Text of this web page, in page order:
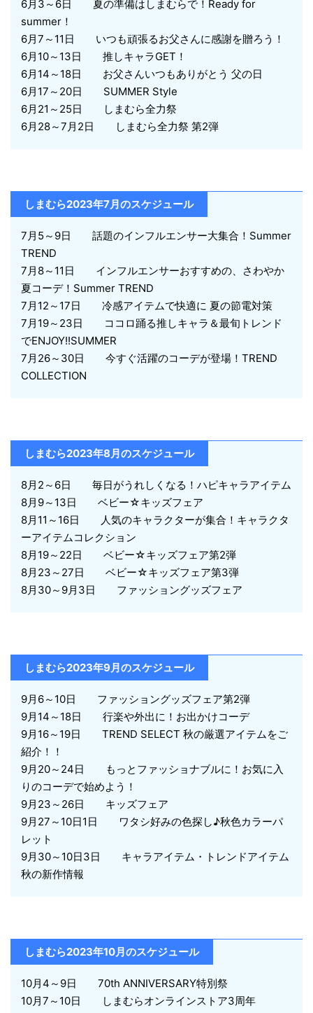
6月3～6日 夏の準備はしまむらで！Ready for
summer！
6月7～11日 いつも頑張るお父さんに感謝を贈ろう！
6月10～13日 推しキャラGET！
6月14～18日 お父さんいつもありがとう 父の日
6月17～20日 SUMMER Style
6月21～25日 しまむら全力祭
6月28～7月2日 しまむら全力祭 第2弾
しまむら2023年7月のスケジュール
7月5～9日 話題のインフルエンサー大集合！Summer
TREND
7月8～11日 インフルエンサーおすすめの、さわやか
夏コーデ！Summer TREND
7月12～17日 冷感アイテムで快適に 夏の節電対策
7月19～23日 ココロ踊る推しキャラ＆最旬トレンド
でENJOY!!SUMMER
7月26～30日 今すぐ活躍のコーデが登場！TREND
COLLECTION
しまむら2023年8月のスケジュール
8月2～6日 毎日がうれしくなる！ハピキャラアイテム
8月9～13日 ベビー☆キッズフェア
8月11～16日 人気のキャラクターが集合！キャラクタ
ーアイテムコレクション
8月19～22日 ベビー☆キッズフェア第2弾
8月23～27日 ベビー☆キッズフェア第3弾
8月30～9月3日 ファッショングッズフェア
しまむら2023年9月のスケジュール
9月6～10日 ファッショングッズフェア第2弾
9月14～18日 行楽や外出に！お出かけコーデ
9月16～19日 TREND SELECT 秋の厳選アイテムをご
紹介！！
9月20～24日 もっとファッショナブルに！お気に入
りのコーデで始めよう！
9月23～26日 キッズフェア
9月27～10日1日 ワタシ好みの色探し♪秋色カラーパ
レット
9月30～10日3日 キャラアイテム・トレンドアイテム
秋の新作情報
しまむら2023年10月のスケジュール
10月4～9日 70th ANNIVERSARY特別祭
10月7～10日 しまむらオンラインストア3周年